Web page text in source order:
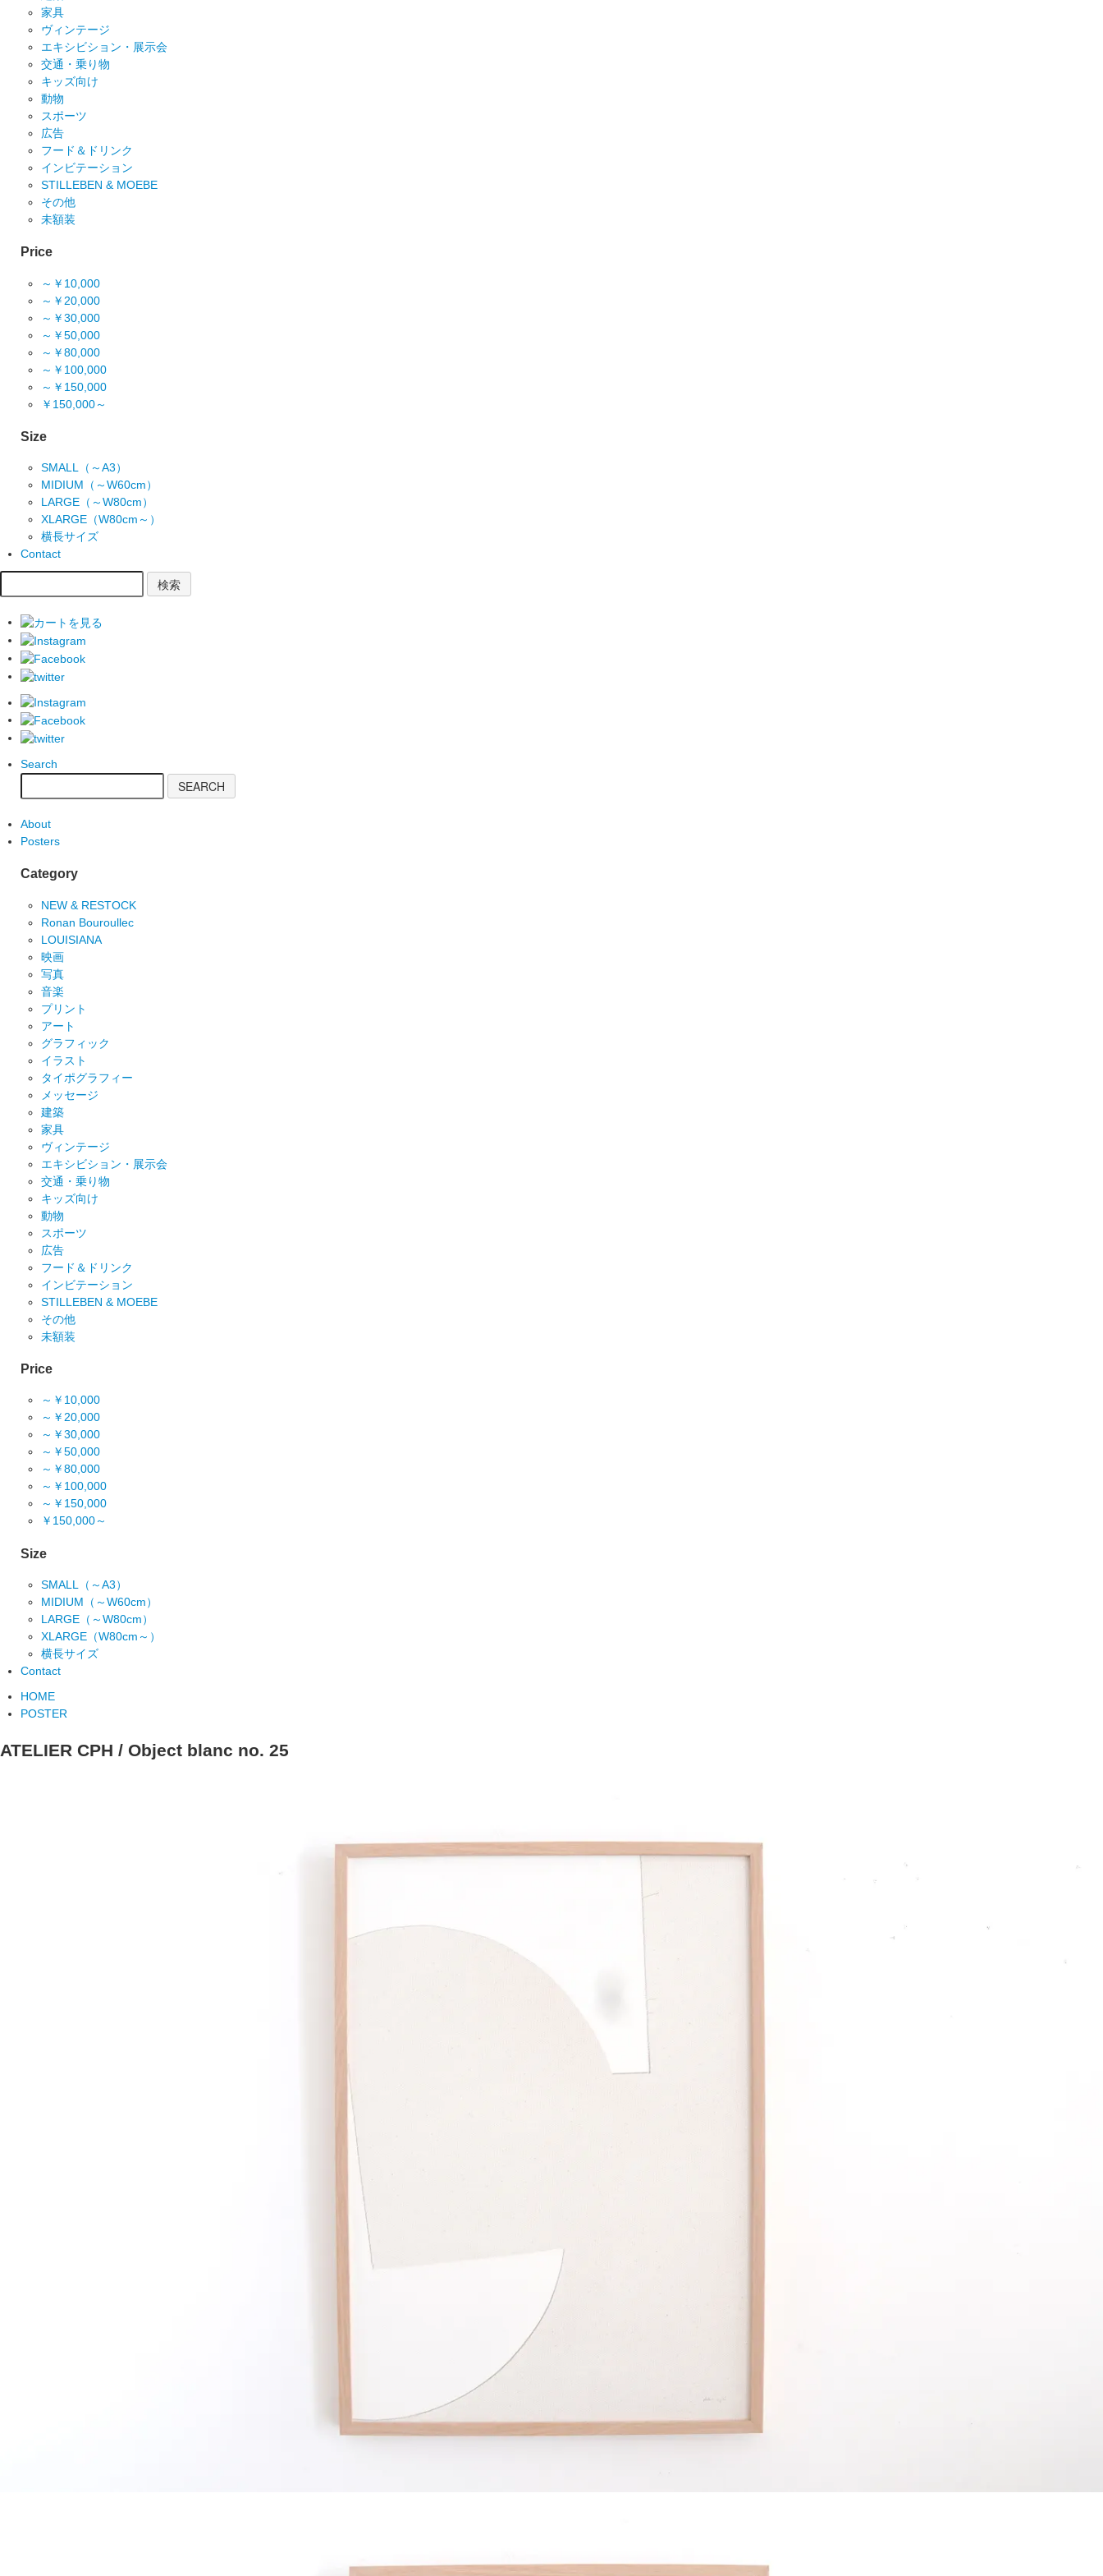
家具
ヴィンテージ
エキシビション・展示会
交通・乗り物
キッズ向け
動物
スポーツ
広告
フード＆ドリンク
インビテーション
STILLEBEN & MOEBE
その他
未額装
Price
～￥10,000
～￥20,000
～￥30,000
～￥50,000
～￥80,000
～￥100,000
～￥150,000
￥150,000～
Size
SMALL（～A3）
MIDIUM（～W60cm）
LARGE（～W80cm）
XLARGE（W80cm～）
横長サイズ
Contact
Search
About
Posters
Category
NEW & RESTOCK
Ronan Bouroullec
LOUISIANA
映画
写真
音楽
プリント
アート
グラフィック
イラスト
タイポグラフィー
メッセージ
建築
家具
ヴィンテージ
エキシビション・展示会
交通・乗り物
キッズ向け
動物
スポーツ
広告
フード＆ドリンク
インビテーション
STILLEBEN & MOEBE
その他
未額装
Price
～￥10,000
～￥20,000
～￥30,000
～￥50,000
～￥80,000
～￥100,000
～￥150,000
￥150,000～
Size
SMALL（～A3）
MIDIUM（～W60cm）
LARGE（～W80cm）
XLARGE（W80cm～）
横長サイズ
Contact
HOME
POSTER
ATELIER CPH / Object blanc no. 25